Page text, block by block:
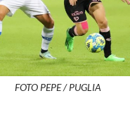
FOTO PEPE / PUGLIA